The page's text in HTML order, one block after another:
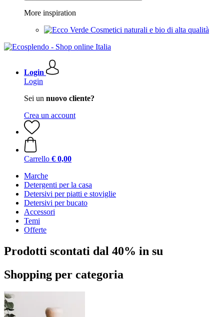
More inspiration
Cosmetici naturali e bio di alta qualità
Login
Login
Sei un nuovo cliente?
Crea un account
Carrello € 0,00
Marche
Detergenti per la casa
Detersivi per piatti e stoviglie
Detersivi per bucato
Accessori
Temi
Offerte
Prodotti scontati dal 40% in su
Shopping per categoria